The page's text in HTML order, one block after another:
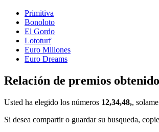
Primitiva
Bonoloto
El Gordo
Lototurf
Euro Millones
Euro Dreams
Relación de premios
Usted ha elegido los números 12,34,48,,
Si desea compartir o guardar su busqueda,